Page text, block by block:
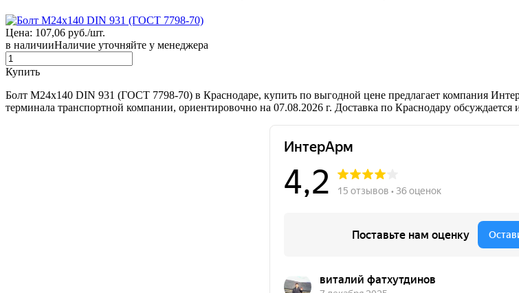
Цена: 107,06 руб./шт.
в наличииНаличие уточняйте у менеджера
Купить
Болт М24х140 DIN 931 (ГОСТ 7798-70) в Краснодаре, купить по выгодной цене предлагает компания
терминала транспортной компании, ориентировочно на 07.08.2026 г. Доставка по Краснодару обсуждается